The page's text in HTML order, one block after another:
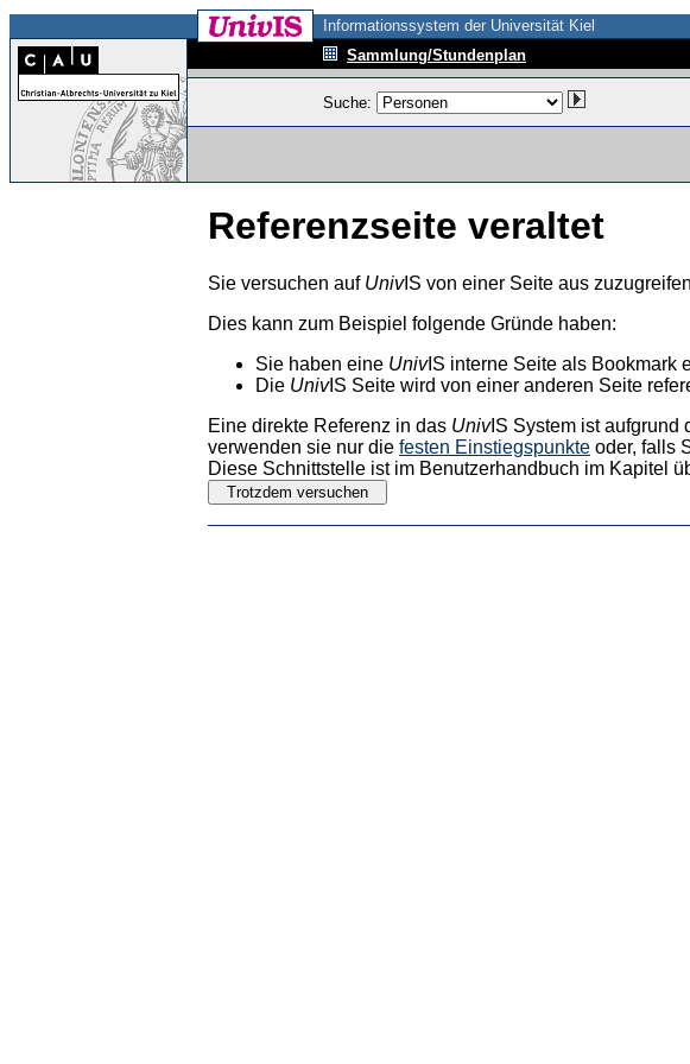
Informationssystem der Universität Kiel
Sammlung/Stundenplan
Suche:
Referenzseite veraltet
Sie versuchen auf UnivIS von einer Seite aus
Dies kann zum Beispiel folgende Gründe haben:
Sie haben eine UnivIS interne Seite als Bookmark
Die UnivIS Seite wird von einer anderen Seite
Eine direkte Referenz in das UnivIS System ist aufgrund
verwenden sie nur die festen Einstiegspunkte oder, falls
Diese Schnittstelle ist im Benutzerhandbuch im Kapitel